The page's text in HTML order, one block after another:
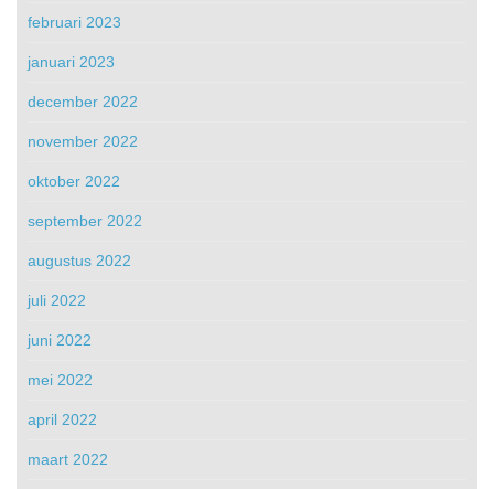
februari 2023
januari 2023
december 2022
november 2022
oktober 2022
september 2022
augustus 2022
juli 2022
juni 2022
mei 2022
april 2022
maart 2022